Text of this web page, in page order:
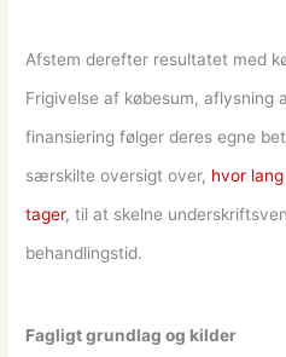
Afstem derefter resultatet med
Frigivelse af købesum, aflysning
finansiering følger deres egne
særskilte oversigt over, hvor
tager, til at skelne
behandlingstid.
Fagligt grundlag og kilder